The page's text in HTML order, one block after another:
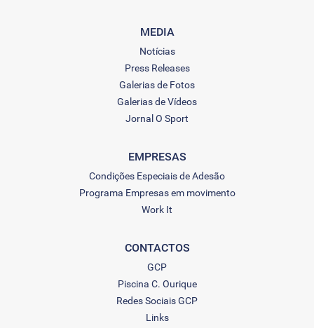
MEDIA
Notícias
Press Releases
Galerias de Fotos
Galerias de Vídeos
Jornal O Sport
EMPRESAS
Condições Especiais de Adesão
Programa Empresas em movimento
Work It
CONTACTOS
GCP
Piscina C. Ourique
Redes Sociais GCP
Links